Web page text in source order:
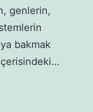
genlerin,
bakmak